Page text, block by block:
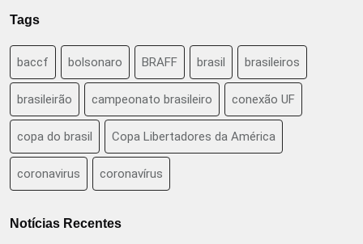
Tags
baccf bolsonaro BRAFF brasil brasileiros
brasileirão campeonato brasileiro conexão UF
copa do brasil Copa Libertadores da América
coronavirus coronavírus
Notícias Recentes